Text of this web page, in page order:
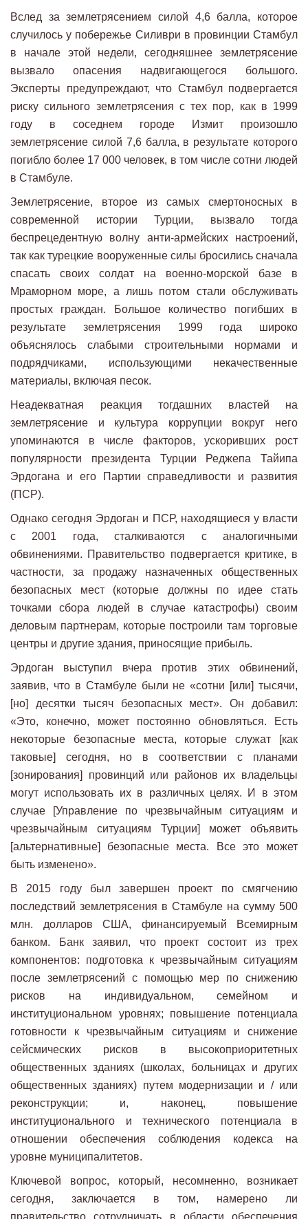
Вслед за землетрясением силой 4,6 балла, которое
случилось у побережье Силиври в провинции Стамбул
в начале этой недели, сегодняшнее землетрясение
вызвало опасения надвигающегося большого.
Эксперты предупреждают, что Стамбул подвергается
риску сильного землетрясения с тех пор, как в 1999
году в соседнем городе Измит произошло
землетрясение силой 7,6 балла, в результате которого
погибло более 17 000 человек, в том числе сотни людей
в Стамбуле.
Землетрясение, второе из самых смертоносных в
современной истории Турции, вызвало тогда
беспрецедентную волну анти-армейских настроений,
так как турецкие вооруженные силы бросились сначала
спасать своих солдат на военно-морской базе в
Мраморном море, а лишь потом стали обслуживать
простых граждан. Большое количество погибших в
результате землетрясения 1999 года широко
объяснялось слабыми строительными нормами и
подрядчиками, использующими некачественные
материалы, включая песок.
Неадекватная реакция тогдашних властей на
землетрясение и культура коррупции вокруг него
упоминаются в числе факторов, ускоривших рост
популярности президента Турции Реджепа Тайипа
Эрдогана и его Партии справедливости и развития
(ПСР).
Однако сегодня Эрдоган и ПСР, находящиеся у власти
с 2001 года, сталкиваются с аналогичными
обвинениями. Правительство подвергается критике, в
частности, за продажу назначенных общественных
безопасных мест (которые должны по идее стать
точками сбора людей в случае катастрофы) своим
деловым партнерам, которые построили там торговые
центры и другие здания, приносящие прибыль.
Эрдоган выступил вчера против этих обвинений,
заявив, что в Стамбуле были не «сотни [или] тысячи,
[но] десятки тысяч безопасных мест». Он добавил:
«Это, конечно, может постоянно обновляться. Есть
некоторые безопасные места, которые служат [как
таковые] сегодня, но в соответствии с планами
[зонирования] провинций или районов их владельцы
могут использовать их в различных целях. И в этом
случае [Управление по чрезвычайным ситуациям и
чрезвычайным ситуациям Турции] может объявить
[альтернативные] безопасные места. Все это может
быть изменено».
В 2015 году был завершен проект по смягчению
последствий землетрясения в Стамбуле на сумму 500
млн. долларов США, финансируемый Всемирным
банком. Банк заявил, что проект состоит из трех
компонентов: подготовка к чрезвычайным ситуациям
после землетрясений с помощью мер по снижению
рисков на индивидуальном, семейном и
институциональном уровнях; повышение потенциала
готовности к чрезвычайным ситуациям и снижение
сейсмических рисков в высокоприоритетных
общественных зданиях (школах, больницах и других
общественных зданиях) путем модернизации и / или
реконструкции; и, наконец, повышение
институционального и технического потенциала в
отношении обеспечения соблюдения кодекса на
уровне муниципалитетов.
Ключевой вопрос, который, несомненно, возникает
сегодня, заключается в том, намерено ли